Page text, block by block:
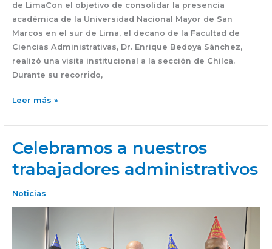
de LimaCon el objetivo de consolidar la presencia
académica de la Universidad Nacional Mayor de San
Marcos en el sur de Lima, el decano de la Facultad de
Ciencias Administrativas, Dr. Enrique Bedoya Sánchez,
realizó una visita institucional a la sección de Chilca.
Durante su recorrido,
Leer más »
Celebramos a nuestros
trabajadores administrativos
Noticias
Celebramos
nuestros